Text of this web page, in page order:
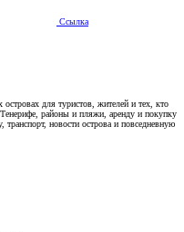
Ссылка
для туристов, жителей и тех, кто
районы и пляжи, аренду и покупку
новости острова и повседневную